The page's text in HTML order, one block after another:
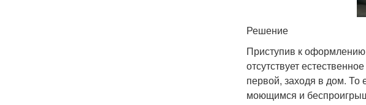
Решение
Приступив к
отсутствует
первой, заходя в дом.
моющимся и